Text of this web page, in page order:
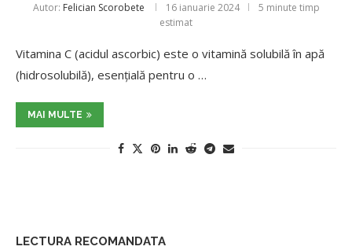
Autor: Felician Scorobete 16 ianuarie 2024
5 minute timp
estimat
Vitamina C (acidul ascorbic) este o vitamină solubilă în apă
(hidrosolubilă), esențială pentru o …
MAI MULTE
LECTURA RECOMANDATA